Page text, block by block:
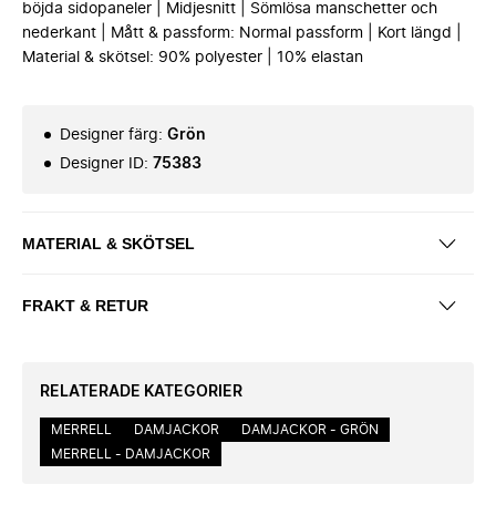
böjda sidopaneler | Midjesnitt | Sömlösa manschetter och
nederkant | Mått & passform: Normal passform | Kort längd |
Material & skötsel: 90% polyester | 10% elastan
Designer färg: Grön
Designer ID: 75383
MATERIAL & SKÖTSEL
FRAKT & RETUR
RELATERADE KATEGORIER
MERRELL DAMJACKOR
DAMJACKOR - GRÖN
MERRELL - DAMJACKOR